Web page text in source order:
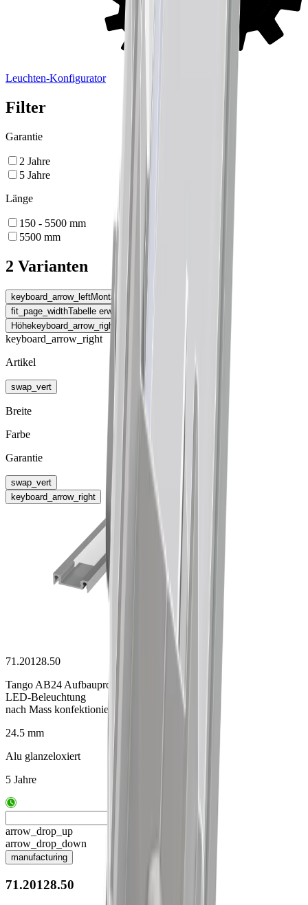
Leuchten-Konfigurator
Filter
Garantie
2 Jahre
5 Jahre
Länge
150 - 5500 mm
5500 mm
2 Varianten
keyboard_arrow_leftMontageart
fit_page_widthTabelle erweitern
Höhekeyboard_arrow_right
keyboard_arrow_right
Artikel
swap_vert
Breite
Farbe
Garantie
swap_vert
keyboard_arrow_right
71.20128.50
Tango AB24 Aufbauprofil
LED-Beleuchtung
nach Mass konfektioniert
24.5 mm
Alu glanzeloxiert
5 Jahre
arrow_drop_up
arrow_drop_down
manufacturing
71.20128.50